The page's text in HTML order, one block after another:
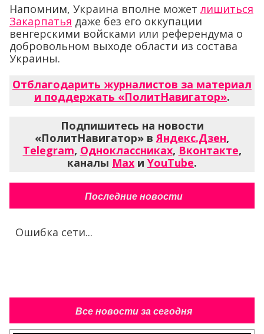
Напомним, Украина вполне может лишиться
Закарпатья даже без его оккупации
венгерскими войсками или референдума о
добровольном выходе области из состава
Украины.
Отблагодарить журналистов за материал
и поддержать «ПолитНавигатор».
Подпишитесь на новости
«ПолитНавигатор» вЯндекс.Дзен,
Telegram, Одноклассниках, Вконтакте,
каналы Max и YouTube.
Последние новости
Ошибка сети...
Все новости за сегодня